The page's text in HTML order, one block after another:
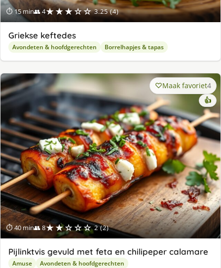
⏱ 15 min👥 4★★★☆☆ 3.25 (4)
Griekse keftedes
Avondeten & hoofdgerechten Borrelhapjes & tapas
⏱ 40 min👥 8★★☆☆☆ 2 (2)
Maak favoriet4
👍
Pijlinktvis gevuld met feta en chilipeper calamare
Amuse Avondeten & hoofdgerechten